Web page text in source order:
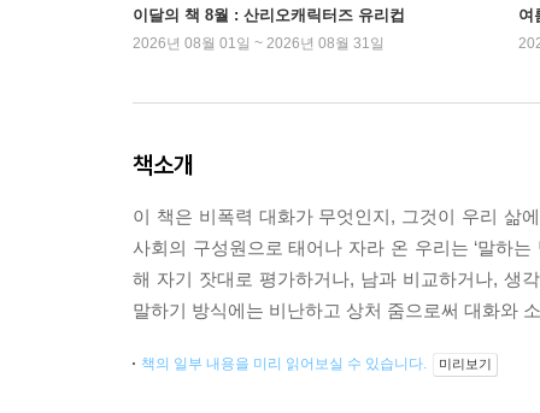
이달의 책 8월 : 산리오캐릭터즈 유리컵
2026년 08월 01일 ~ 2026년 08월 31일
여
책소개
이 책은 비폭력 대화가 무엇인지, 그것이 우리 삶
사회의 구성원으로 태어나 자라 온 우리는 ‘말하
해 자기 잣대로 평가하거나, 남과 비교하거나, 생
말하기 방식에는 비난하고 상처 줌으로써 대화와
책의 일부 내용을 미리 읽어보실 수 있습니다. 미리보기